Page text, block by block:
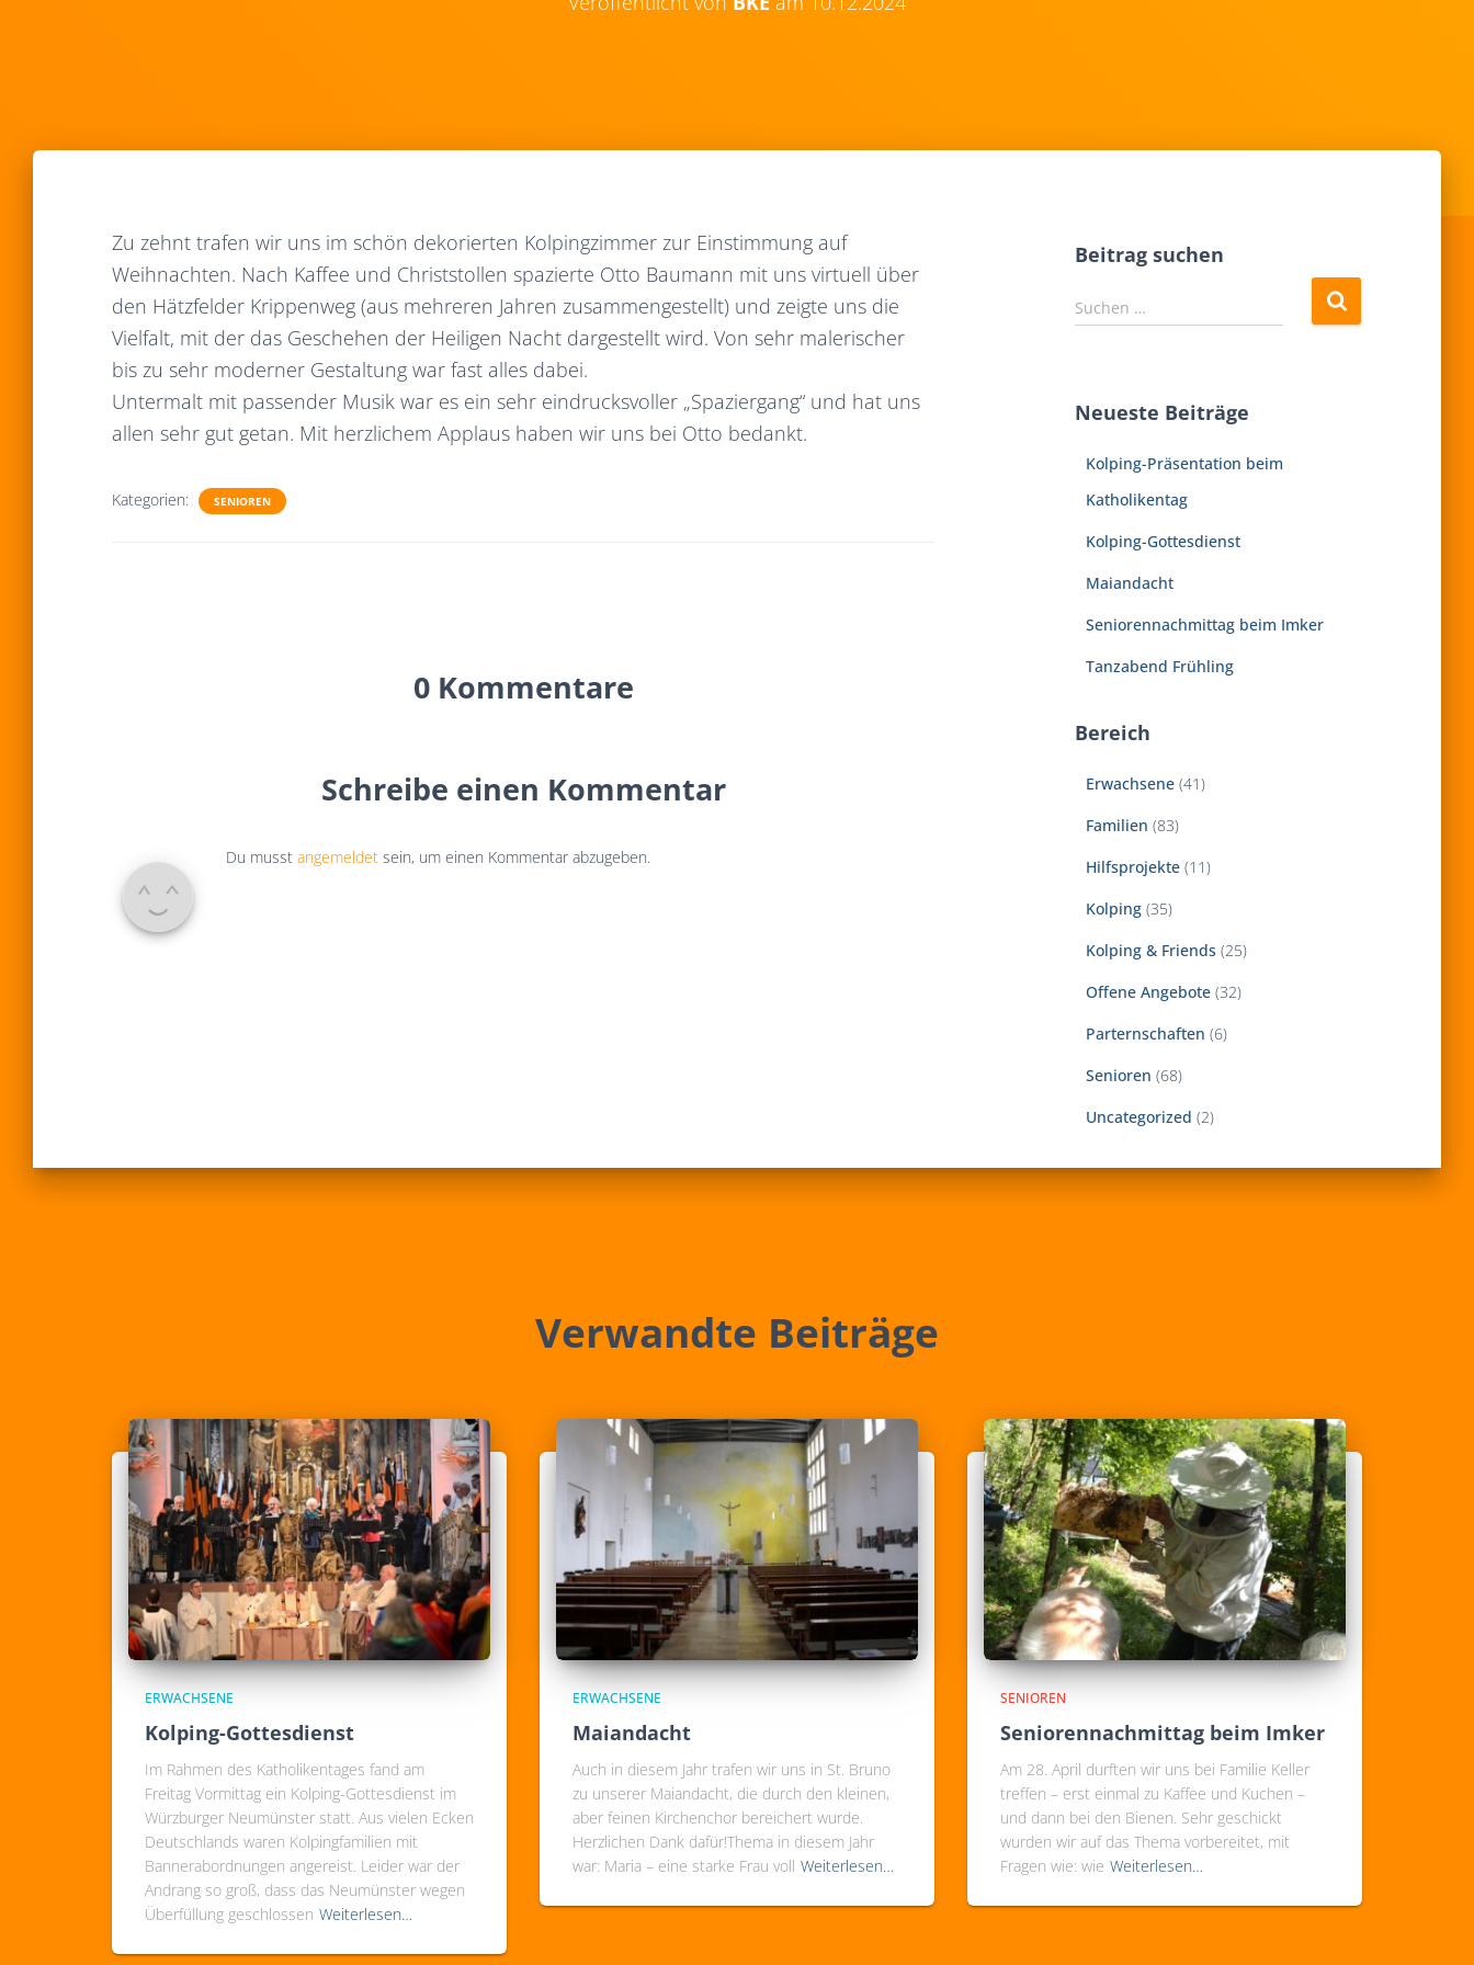
Zu zehnt trafen wir uns im schön dekorierten Kolpingzimmer zur Einstimmung auf
Weihnachten. Nach Kaffee und Christstollen spazierte Otto Baumann mit uns virtuell über
den Hätzfelder Krippenweg (aus mehreren Jahren zusammengestellt) und zeigte uns die
Vielfalt, mit der das Geschehen der Heiligen Nacht dargestellt wird. Von sehr malerischer
bis zu sehr moderner Gestaltung war fast alles dabei.
Untermalt mit passender Musik war es ein sehr eindrucksvoller „Spaziergang“ und hat uns
allen sehr gut getan. Mit herzlichem Applaus haben wir uns bei Otto bedankt.
Kategorien: SENIOREN
0 Kommentare
Schreibe einen Kommentar
Du musst angemeldet sein, um einen Kommentar abzugeben.
Beitrag suchen
S
u
n
Suchen …
Neueste Beiträge
Kolping-Präsentation beim
Katholikentag
Kolping-Gottesdienst
Maiandacht
Seniorennachmittag beim Imker
Tanzabend Frühling
Bereich
Erwachsene(41)
Familien (83)
Hilfsprojekte(11)
Kolping(35)
Kolping & Friends (25)
Offene Angebote(32)
Parternschaften (6)
Senioren (68)
Uncategorized (2)
Verwandte Beiträge
ERWACHSENE
Kolping-Gottesdienst
Im Rahmen des Katholikentages fand am
Freitag Vormittag ein Kolping-Gottesdienst im
Würzburger Neumünster statt. Aus vielen Ecken
Deutschlands waren Kolpingfamilien mit
Bannerabordnungen angereist. Leider war der
Andrang so groß, dass das Neumünster wegen
Überfüllung geschlossen Weiterlesen…
ERWACHSENE
Maiandacht
Auch in diesem Jahr trafen wir uns in St. Bruno
zu unserer Maiandacht, die durch den kleinen,
aber feinen Kirchenchor bereichert wurde.
Herzlichen Dank dafür!Thema in diesem Jahr
war: Maria – eine starke Frau voll Weiterlesen…
SENIOREN
Seniorennachmittag beim Imker
Am 28. April durften wir uns bei Familie Keller
treffen – erst einmal zu Kaffee und Kuchen –
und dann bei den Bienen. Sehr geschickt
wurden wir auf das Thema vorbereitet, mit
Fragen wie: wie Weiterlesen…